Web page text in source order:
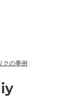
クの事例